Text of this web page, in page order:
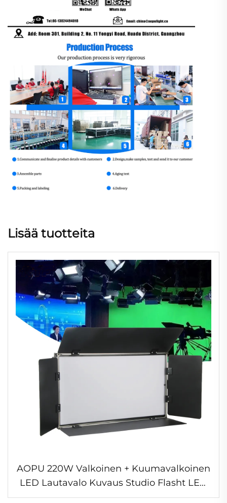
Lisää tuotteita
AOPU 220W Valkoinen + Kuumavalkoinen
LED Lautavalo Kuvaus Studio Flasht LED
Videot Stage Valo